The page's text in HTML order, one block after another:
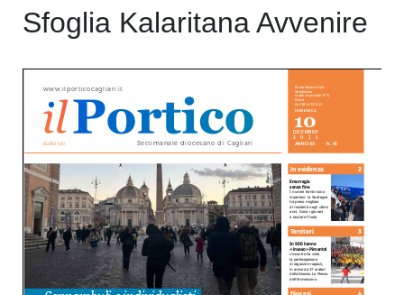
Sfoglia Kalaritana Avvenire